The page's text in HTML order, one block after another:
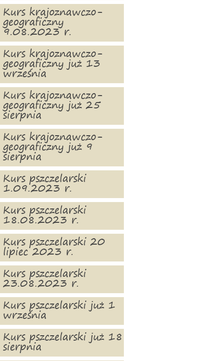
Kurs krajoznawczo-
geograficzny
9.08.2023 r.
Kurs krajoznawczo-
geograficzny już 13
września
Kurs krajoznawczo-
geograficzny już 25
sierpnia
Kurs krajoznawczo-
geograficzny już 9
sierpnia
Kurs pszczelarski
1.09.2023 r.
Kurs pszczelarski
18.08.2023 r.
Kurs pszczelarski 20
lipiec 2023 r.
Kurs pszczelarski
23.08.2023 r.
Kurs pszczelarski już 1
września
Kurs pszczelarski już 18
sierpnia